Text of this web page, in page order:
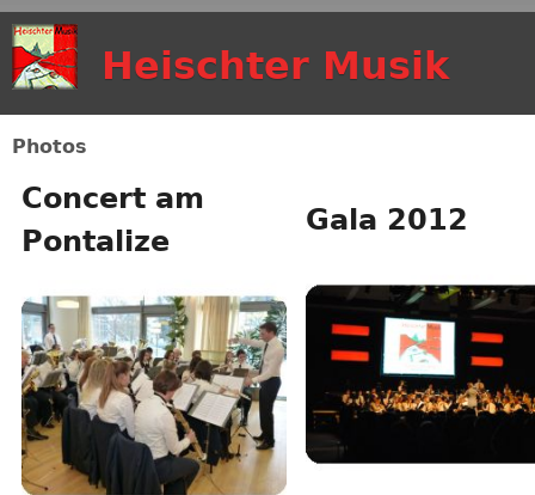
principal
Heischter Musik
Photos
Concert am
Pontalize
Gala 2012